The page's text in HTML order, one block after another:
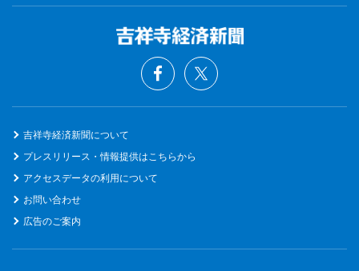
吉祥寺経済新聞について
プレスリリース・情報提供はこちらから
アクセスデータの利用について
お問い合わせ
広告のご案内